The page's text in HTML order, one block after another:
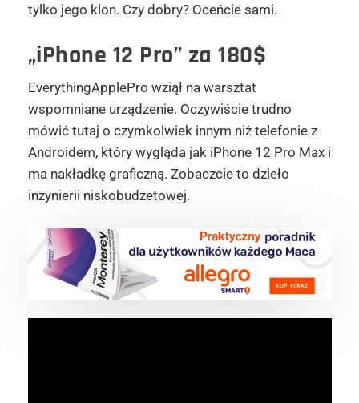
tylko jego klon. Czy dobry? Oceńcie sami.
„iPhone 12 Pro” za 180$
EverythingApplePro wziął na warsztat
wspomniane urządzenie. Oczywiście trudno
mówić tutaj o czymkolwiek innym niż telefonie z
Androidem, który wygląda jak iPhone 12 Pro Max i
ma nakładkę graficzną. Zobaczcie to dzieło
inżynierii niskobudżetowej.